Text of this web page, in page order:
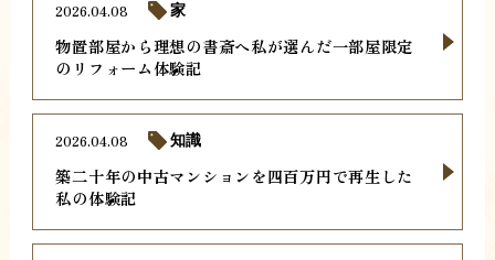
物置部屋から理想の書斎へ私が選んだ一部屋限定
のリフォーム体験記
2026.04.08 家
築二十年の中古マンションを四百万円で再生した
私の体験記
2026.04.08 知識